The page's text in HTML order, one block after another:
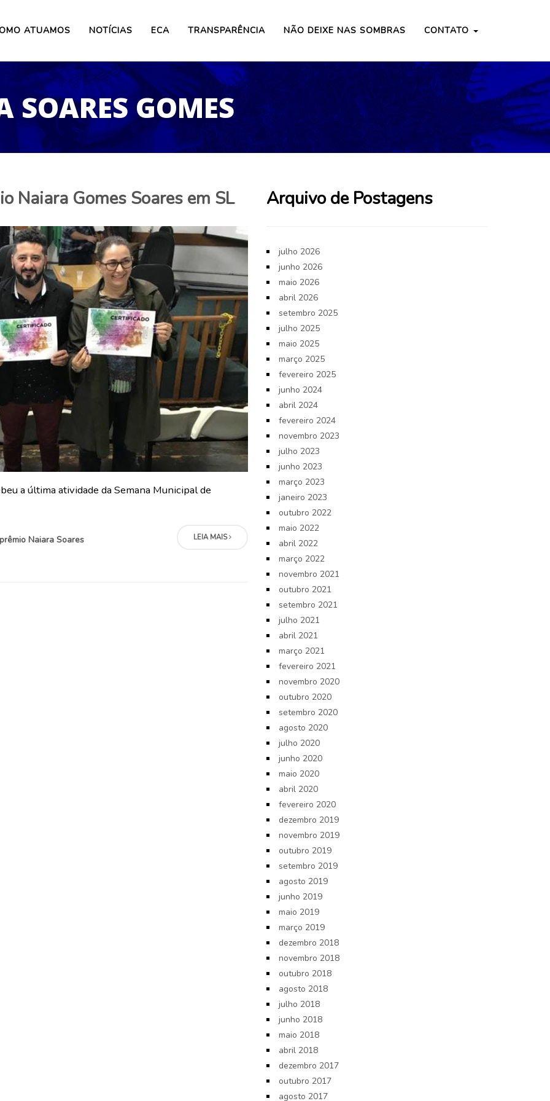
ATUAMOS NOTÍCIAS ECA TRANSPARÊNCIA NÃO DEIXE NAS SOMBRAS CONTATO
SOARES GOMES
Naiara Gomes Soares em SL
a última atividade da Semana Municipal de
prêmio Naiara Soares
LEIA MAIS
Arquivo de Postagens
julho 2026
junho 2026
maio 2026
abril 2026
setembro 2025
julho 2025
maio 2025
março 2025
fevereiro 2025
junho 2024
abril 2024
fevereiro 2024
novembro 2023
julho 2023
junho 2023
março 2023
janeiro 2023
outubro 2022
maio 2022
abril 2022
março 2022
novembro 2021
outubro 2021
setembro 2021
julho 2021
abril 2021
março 2021
fevereiro 2021
novembro 2020
outubro 2020
setembro 2020
agosto 2020
julho 2020
junho 2020
maio 2020
abril 2020
fevereiro 2020
dezembro 2019
novembro 2019
outubro 2019
setembro 2019
agosto 2019
junho 2019
maio 2019
março 2019
dezembro 2018
novembro 2018
outubro 2018
agosto 2018
julho 2018
junho 2018
maio 2018
abril 2018
dezembro 2017
outubro 2017
agosto 2017